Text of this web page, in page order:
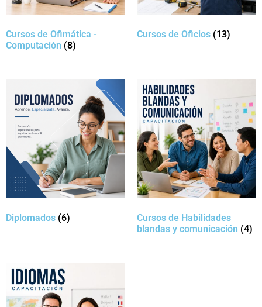
Cursos de Ofimática -
Computación (8)
Cursos de Oficios (13)
Diplomados (6)
Cursos de Habilidades
blandas y comunicación (4)